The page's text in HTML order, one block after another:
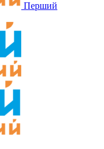
Перший